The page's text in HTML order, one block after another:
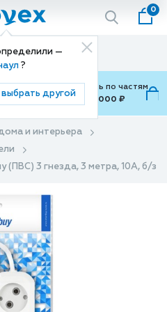
—
?
выбрать другой
0
Способ доставки
Доставка
Можно оплатить по частям
от 700 ₽ до 15,000 ₽
и интерьера
(ПВС) 3 гнезда, 3 метра, 10А, б/з